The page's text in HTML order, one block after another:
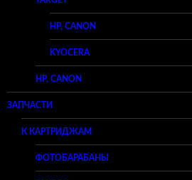
HP, CANON
KYOCERA
HP, CANON
ЗАПЧАСТИ
К КАРТРИДЖАМ
ФОТОБАРАБАНЫ